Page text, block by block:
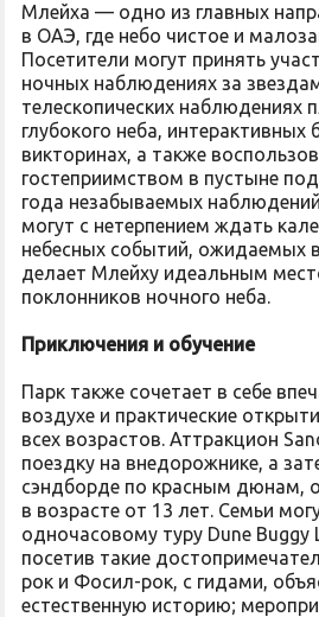
Млейха — одно из главных
в ОАЭ, где небо чистое и
Посетители могут принять
ночных наблюдениях за
телескопических наблюдениях
глубокого неба, интерактивных
викторинах, а также
гостеприимством в пустыне
года незабываемых
могут с нетерпением ждать
небесных событий, ожидаемых
делает Млейху идеальным
поклонников ночного неба.
Приключения и обучение
Парк также сочетает в себе
воздухе и практические
всех возрастов. Аттракцион
поездку на внедорожнике, а
сэндборде по красным дюнам,
в возрасте от 13 лет. Семьи
одночасовому туру Dune Buggy
посетив такие
рок и Фосил-рок, с гидами,
естественную историю;